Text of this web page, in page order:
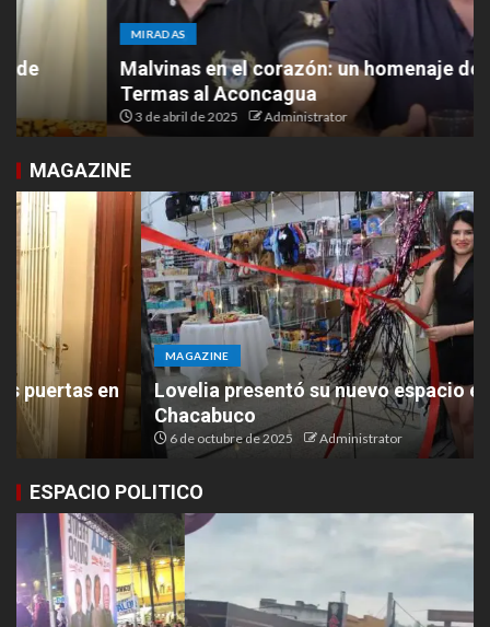
Malvinas en el corazón: un homenaje desde las
Termas al Aconcagua
3 de abril de 2025 Administrator
MAGAZINE
MAGAZINE
Lovelia presentó su nuevo espacio en Ruta 9 y
Chacabuco
6 de octubre de 2025 Administrator
ESPACIO POLITICO